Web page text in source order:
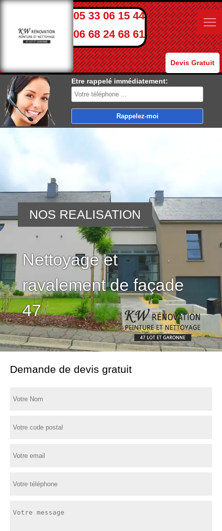
05 33 06 15 44
06 68 24 68 61
Devis Gratuit
Etre rappelé immédiatement:
Nettoyage et
ravalement de façade
47
NOS REALISATION
Demande de devis gratuit